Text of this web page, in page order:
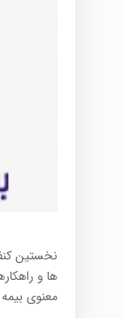
نخستین
ها و
معنوی